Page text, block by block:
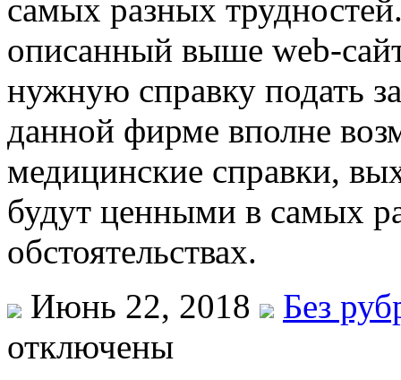
самых разных
описанный выше web-
нужную справку подать
данной фирме вполне
медицинские справки,
будут ценными в самых
обстоятельствах.
Июнь 22, 2018
Без
отключены